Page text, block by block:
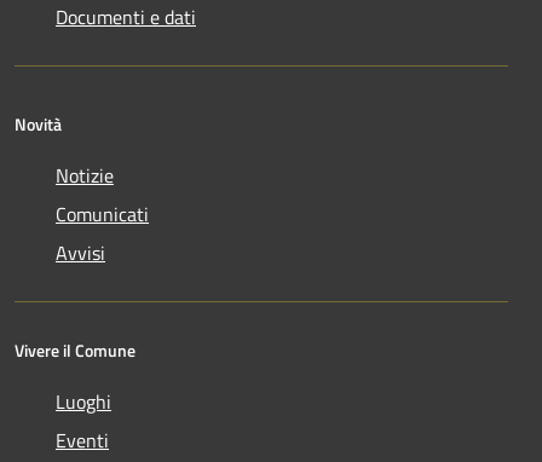
Documenti e dati
Novità
Notizie
Comunicati
Avvisi
Vivere il Comune
Luoghi
Eventi